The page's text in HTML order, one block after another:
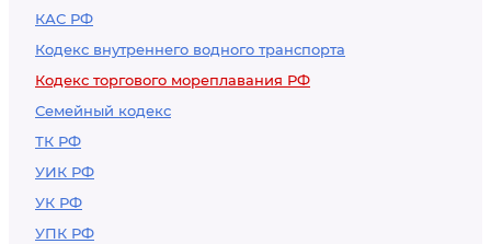
КАС РФ
Кодекс внутреннего водного транспорта
Кодекс торгового мореплавания РФ
Семейный кодекс
ТК РФ
УИК РФ
УК РФ
УПК РФ